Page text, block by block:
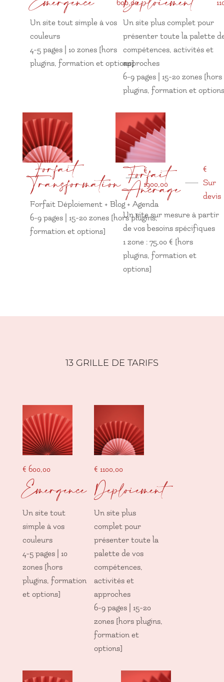
600,00
Un site tout simple à vos
couleurs
4-5 pages | 10 zones [hors
plugins, formation et options]
Un site plus complet pour
présenter toute la palette
compétences, activités et
approches
6-9 pages | 15-20 zones [hors
plugins, formation et
Forfait
Transformation
€
1900,00
Forfait Déploiement + Blog + Agenda
6-9 pages | 15-20 zones [hors plugins,
formation et options]
Forfait
Ancrage
€
Sur
devis
Un site sur mesure à partir
de vos besoins spécifiques
1 zone : 75,00 € [hors
plugins, formation et
options]
13 GRILLE DE TARIFS
€ 600,00
Emergence
Un site tout
simple à vos
couleurs
4-5 pages | 10
zones [hors
plugins, formation
et options]
€ 1100,00
Déploiement
Un site plus
complet pour
présenter toute la
palette de vos
compétences,
activités et
approches
6-9 pages | 15-20
zones [hors plugins,
formation et
options]